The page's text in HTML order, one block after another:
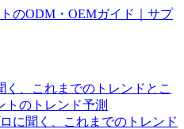
のODM・OEMガイド｜サプ
く、これまでのトレンドとこ
トのトレンド予測
に聞く、これまでのトレンド